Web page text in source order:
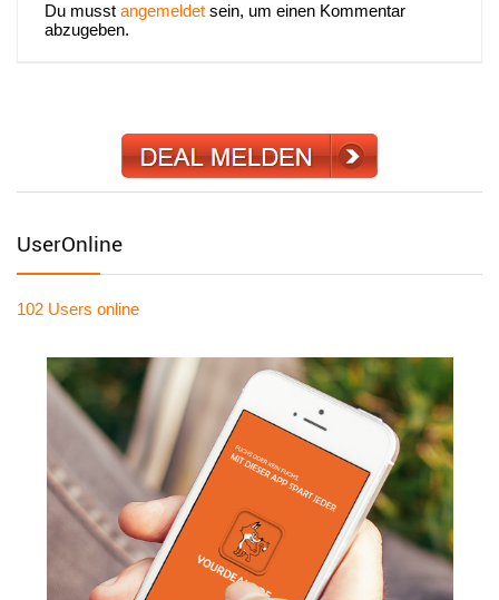
Du musst angemeldet sein, um einen Kommentar
abzugeben.
UserOnline
102 Users online